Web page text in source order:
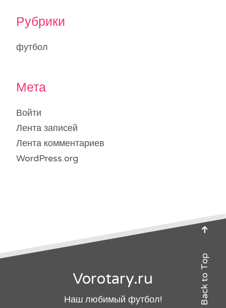
Рубрики
футбол
Мета
Войти
Лента записей
Лента комментариев
WordPress.org
Vorotary.ru
Наш любимый футбол! Back to Top